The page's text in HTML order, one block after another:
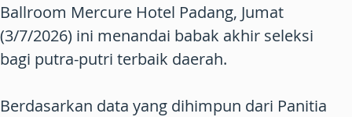
Ballroom Mercure Hotel Padang, Jumat
(3/7/2026) ini menandai babak akhir seleksi
bagi putra-putri terbaik daerah.
Berdasarkan data yang dihimpun dari Panitia